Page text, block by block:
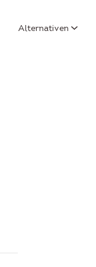
Alternativen